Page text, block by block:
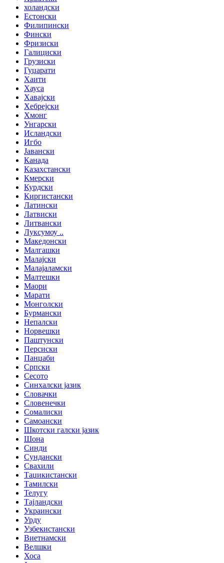
холандски
Естонски
Филипински
Фински
Фризиски
Галициски
Грузиски
Гуџарати
Хаити
Хауса
Хавајски
Хебрејски
Хмонг
Унгарски
Исландски
Игбо
Јавански
Канада
Казахстански
Кмерски
Курдски
Киргистански
Латински
Латвиски
Литвански
Луксумоу ..
Македонски
Малгашки
Малајски
Малајаламски
Малтешки
Маори
Марати
Монголски
Бурмански
Непалски
Норвешки
Паштунски
Персиски
Панџаби
Српски
Сесото
Синхалски јазик
Словачки
Словенечки
Сомалиски
Самоански
Шкотски галски јазик
Шона
Синди
Сундански
Свахили
Таџикистански
Тамилски
Телугу
Тајландски
Украински
Урду
Узбекистански
Виетнамски
Велшки
Хоса